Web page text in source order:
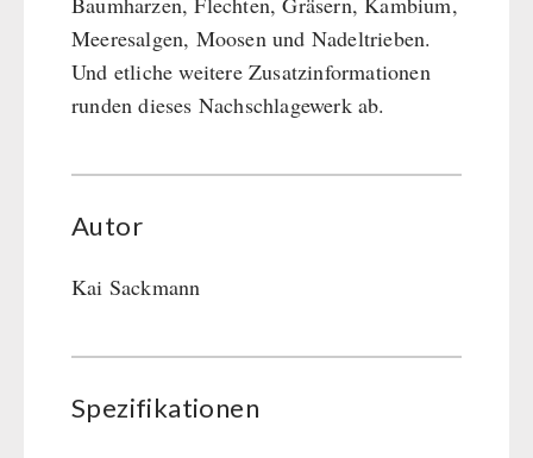
Meeresalgen, Moosen und Nadeltrieben.
Und etliche weitere Zusatzinformationen
runden dieses Nachschlagewerk ab.
Autor
Kai Sackmann
Spezifikationen